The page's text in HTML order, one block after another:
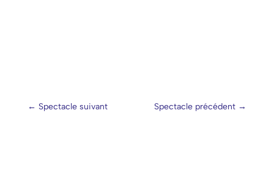
← Spectacle suivant Spectacle précédent →